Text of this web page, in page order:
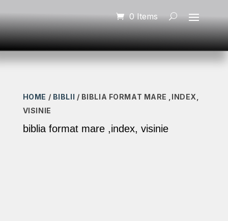
0 Items
HOME / BIBLII / BIBLIA FORMAT MARE ,INDEX,
VISINIE
biblia format mare ,index, visinie